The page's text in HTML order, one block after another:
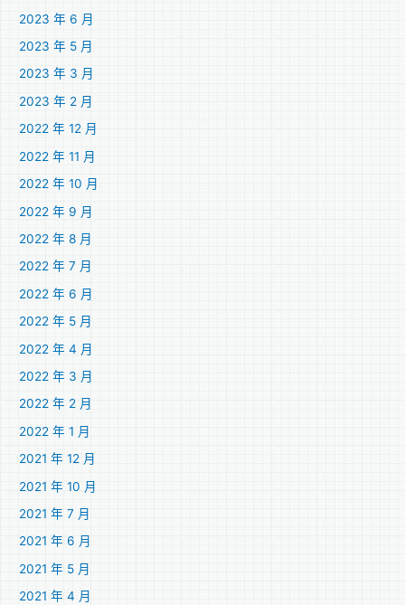
2023 年 6 月
2023 年 5 月
2023 年 3 月
2023 年 2 月
2022 年 12 月
2022 年 11 月
2022 年 10 月
2022 年 9 月
2022 年 8 月
2022 年 7 月
2022 年 6 月
2022 年 5 月
2022 年 4 月
2022 年 3 月
2022 年 2 月
2022 年 1 月
2021 年 12 月
2021 年 10 月
2021 年 7 月
2021 年 6 月
2021 年 5 月
2021 年 4 月